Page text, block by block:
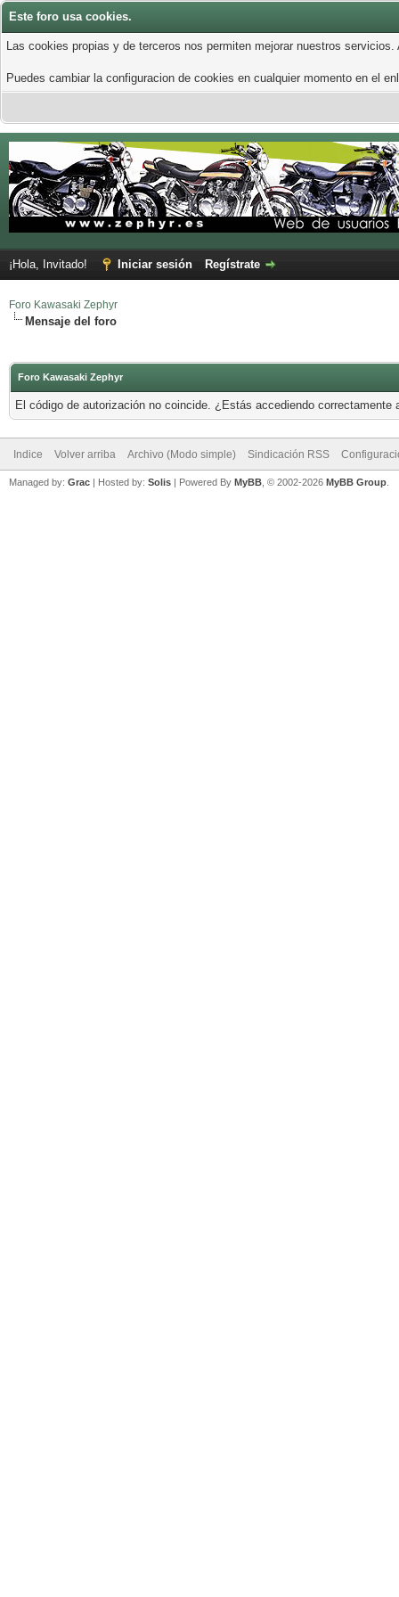
Este foro usa cookies.
Las cookies propias y de terceros nos permiten mejorar nuestros
Puedes cambiar la configuracion de cookies en cualquier momento en el
¡Hola, Invitado! Iniciar sesión Regístrate
Foro Kawasaki Zephyr
Mensaje del foro
Foro Kawasaki Zephyr
El código de autorización no coincide. ¿Estás accediendo
Indice Volver arriba Archivo (Modo simple) Sindicación RSS
Managed by: Grac | Hosted by: Solis | Powered By MyBB , © 2002-2026 MyBB Group